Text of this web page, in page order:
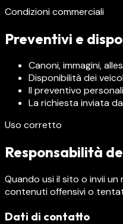
Condizioni commerciali
Preventivi e
Canoni, immagini,
Disponibilità dei
Il preventivo
La richiesta inviata
Uso corretto
Responsabilità
Quando usi il sito o invii
contenuti offensivi o
Dati di contatto